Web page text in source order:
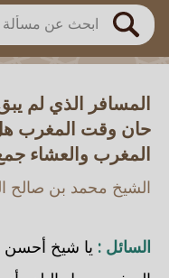
بحث
اللجنة الدائمة
المسافر الذي لم
حان وقت المغرب
المغرب والعشاء
الشيخ محمد بن صالح
السائل : يا شيخ أحسن